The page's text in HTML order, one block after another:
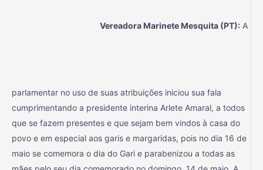
Vereadora Marinete Mesquita (PT): A
parlamentar no uso de suas atribuições iniciou sua fala
cumprimentando a presidente interina Arlete Amaral, a todos
que se fazem presentes e que sejam bem vindos à casa do
povo e em especial aos garis e margaridas, pois no dia 16 de
maio se comemora o dia do Gari e parabenizou a todas as